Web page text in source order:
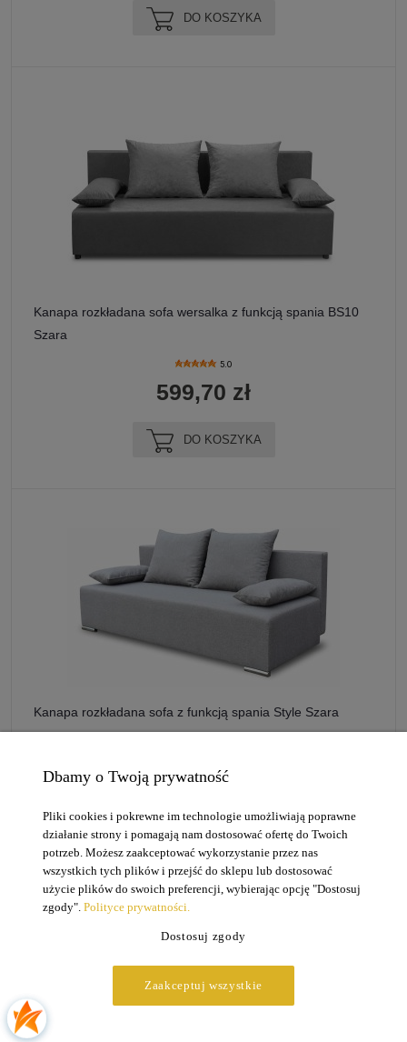
DO KOSZYKA
Kanapa rozkładana sofa wersalka z funkcją spania BS10
Szara
5.0
599,70 zł
DO KOSZYKA
Kanapa rozkładana sofa z funkcją spania Style Szara
909,00 zł
DO KOSZYKA
Dbamy o Twoją prywatność
Pliki cookies i pokrewne im technologie umożliwiają poprawne
działanie strony i pomagają nam dostosować ofertę do Twoich
potrzeb. Możesz zaakceptować wykorzystanie przez nas
wszystkich tych plików i przejść do sklepu lub dostosować
użycie plików do swoich preferencji, wybierając opcję "Dostosuj
zgody". Polityce prywatności.
Dostosuj zgody
Zaakceptuj wszystkie